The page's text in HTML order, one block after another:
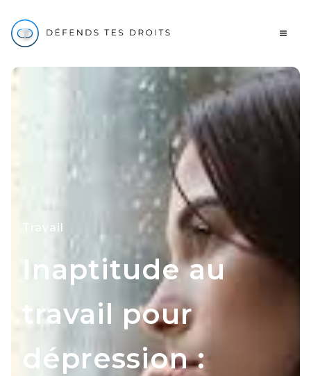
Travail
Inaptitude au
travail pour
dépression :